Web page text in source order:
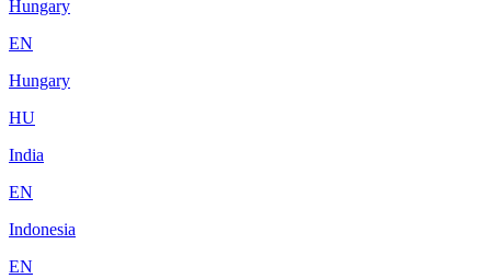
Hungary
EN
Hungary
HU
India
EN
Indonesia
EN